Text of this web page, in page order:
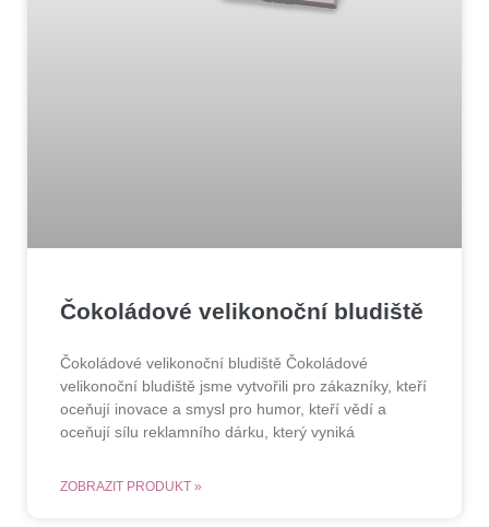
Čokoládové velikonoční bludiště
Čokoládové velikonoční bludiště Čokoládové
velikonoční bludiště jsme vytvořili pro zákazníky, kteří
oceňují inovace a smysl pro humor, kteří vědí a
oceňují sílu reklamního dárku, který vyniká
ZOBRAZIT PRODUKT »